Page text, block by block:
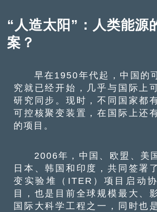
“人造太阳”：人类能源
案？
早在1950年代起，中国的
究就已经开始，几乎与国际上
研究同步。现时，不同国家都
可控核聚变装置，在国际上还
的项目。
2006年，中国、欧盟、美国
日本、韩国和印度，共同签署
变实验堆（ITER）项目启动
目，也是目前全球规模最大、
国际大科学工程之一，同时也